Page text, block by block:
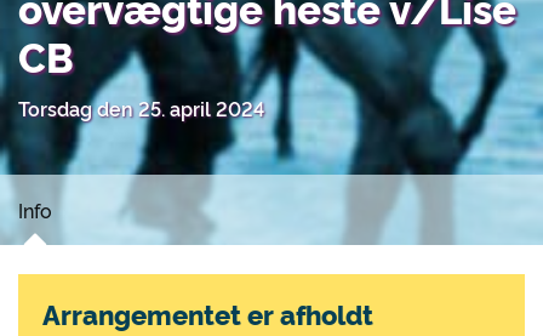
CB
Torsdag den 25. april 2024
Info
Arrangementet er afholdt